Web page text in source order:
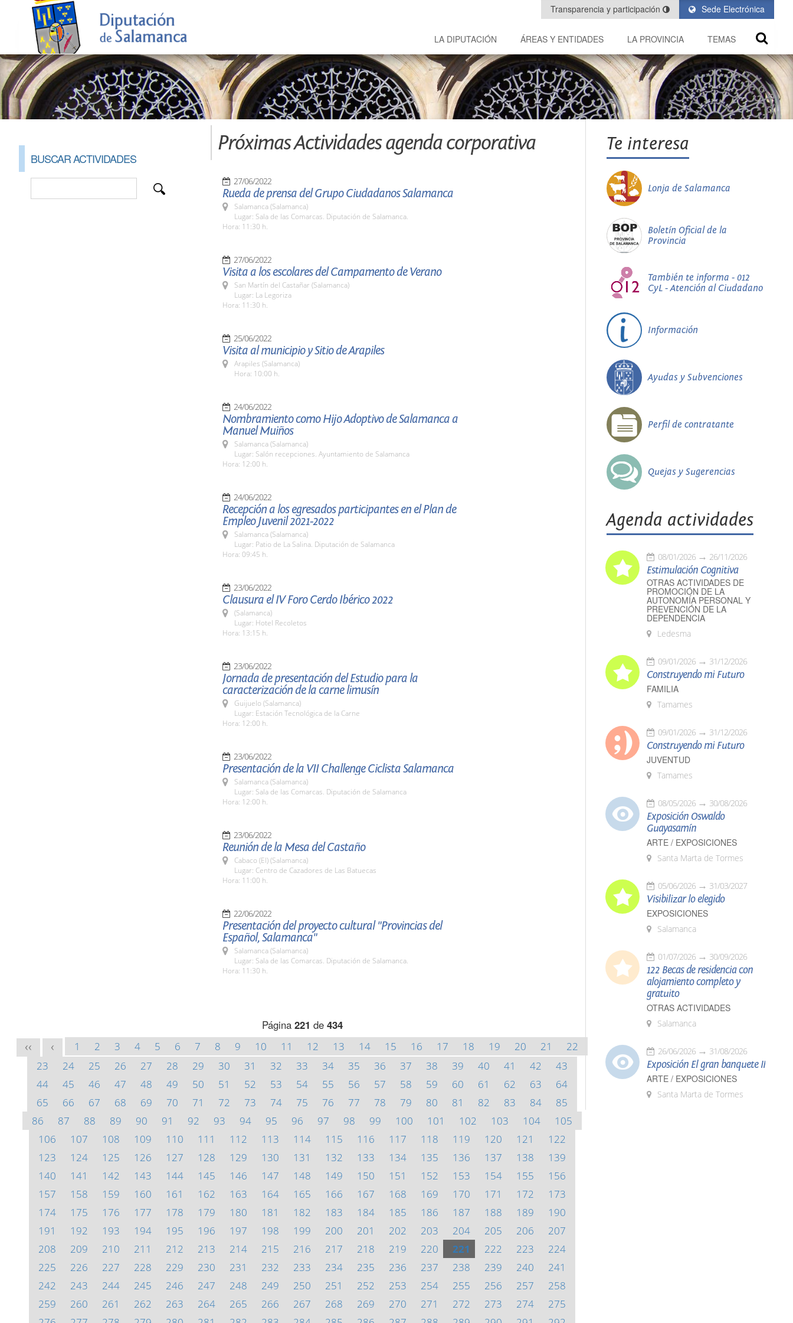
Sede Electrónica
Transparencia y participación
LA DIPUTACIÓN ÁREAS Y ENTIDADES LA PROVINCIA TEMAS
BUSCAR ACTIVIDADES
Próximas Actividades agenda corporativa
27/06/2022
Rueda de prensa del Grupo Ciudadanos Salamanca
Salamanca (Salamanca)
Lugar: Sala de las Comarcas. Diputación de Salamanca.
Hora: 11:30 h.
27/06/2022
Visita a los escolares del Campamento de Verano
San Martín del Castañar (Salamanca)
Lugar: La Legoriza
Hora: 11:30 h.
25/06/2022
Visita al municipio y Sitio de Arapiles
Arapiles (Salamanca)
Hora: 10:00 h.
24/06/2022
Nombramiento como Hijo Adoptivo de Salamanca a
Manuel Muiños
Salamanca (Salamanca)
Lugar: Salón recepciones. Ayuntamiento de Salamanca
Hora: 12:00 h.
24/06/2022
Recepción a los egresados participantes en el Plan de
Empleo Juvenil 2021-2022
Salamanca (Salamanca)
Lugar: Patio de La Salina. Diputación de Salamanca
Hora: 09:45 h.
23/06/2022
Clausura el IV Foro Cerdo Ibérico 2022
(Salamanca)
Lugar: Hotel Recoletos
Hora: 13:15 h.
23/06/2022
Jornada de presentación del Estudio para la
caracterización de la carne limusín
Guijuelo (Salamanca)
Lugar: Estación Tecnológica de la Carne
Hora: 12:00 h.
23/06/2022
Presentación de la VII Challenge Ciclista Salamanca
Salamanca (Salamanca)
Lugar: Sala de las Comarcas. Diputación de Salamanca
Hora: 12:00 h.
23/06/2022
Reunión de la Mesa del Castaño
Cabaco (El) (Salamanca)
Lugar: Centro de Cazadores de Las Batuecas
Hora: 11:00 h.
22/06/2022
Presentación del proyecto cultural "Provincias del
Español, Salamanca"
Salamanca (Salamanca)
Lugar: Sala de las Comarcas. Diputación de Salamanca.
Hora: 11:30 h.
Página 221 de 434
<< < 1 2 3 4 5 6 7 8 9 10 11 12 13 14 15 16 17 18 19 20 21
22
23
24 25 26 27 28 29 30 31 32 33 34 35 36 37 38 39 40 41 42
43
44
45 46 47 48 49 50 51 52 53 54 55 56 57 58 59 60 61 62 63
64
65
66 67 68 69 70 71 72 73 74 75 76 77 78 79 80 81 82 83 84
85
86
87 88 89 90 91 92 93 94 95 96 97 98 99 100 101 102 103 104
105
106
107 108 109 110 111 112 113 114 115 116 117 118 119 120 121
122
123
124 125 126 127 128 129 130 131 132 133 134 135 136 137 138
139
140
141 142 143 144 145 146 147 148 149 150 151 152 153 154 155
156
157
158 159 160 161 162 163 164 165 166 167 168 169 170 171 172
173
174
175 176 177 178 179 180 181 182 183 184 185 186 187 188 189
190
191
192 193 194 195 196 197 198 199 200 201 202 203 204 205 206
207
208
209 210 211 212 213 214 215 216 217 218 219 220 221 222 223
224
225
226 227 228 229 230 231 232 233 234 235 236 237 238 239 240
241
242
243 244 245 246 247 248 249 250 251 252 253 254 255 256 257
258
259
260 261 262 263 264 265 266 267 268 269 270 271 272 273 274
275
Te interesa
Lonja de Salamanca
Boletín Oficial de la
Provincia
También te informa - 012
CyL - Atención al Ciudadano
Información
Ayudas y Subvenciones
Perfil de contratante
Quejas y Sugerencias
Agenda actividades
08/01/2026 26/11/2026
Estimulación Cognitiva
OTRAS ACTIVIDADES DE
PROMOCIÓN DE LA
AUTONOMÍA PERSONAL Y
PREVENCIÓN DE LA
DEPENDENCIA
Ledesma
09/01/2026 31/12/2026
Construyendo mi Futuro
FAMILIA
Tamames
09/01/2026 31/12/2026
Construyendo mi Futuro
JUVENTUD
Tamames
08/05/2026 30/08/2026
Exposición Oswaldo
Guayasamín
ARTE / EXPOSICIONES
Santa Marta de Tormes
05/06/2026 31/03/2027
Visibilizar lo elegido
EXPOSICIONES
Salamanca
01/07/2026 30/09/2026
122 Becas de residencia con
alojamiento completo y
gratuito
OTRAS ACTIVIDADES
Salamanca
26/06/2026 31/08/2026
Exposición El gran banquete II
ARTE / EXPOSICIONES
Santa Marta de Tormes